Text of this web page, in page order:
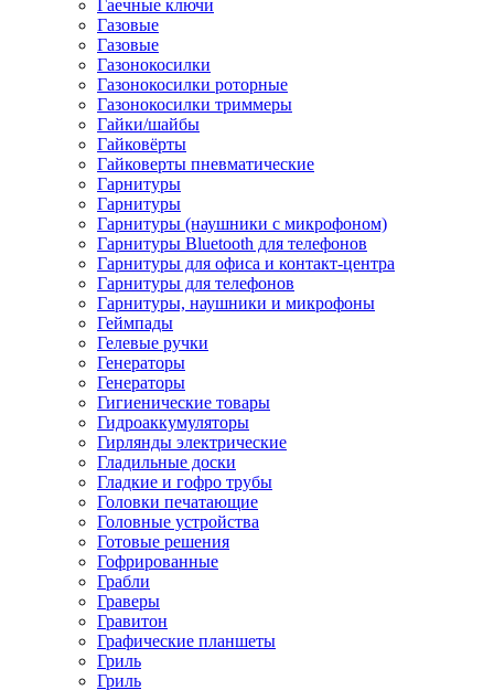
Гаечные ключи
Газовые
Газовые
Газонокосилки
Газонокосилки роторные
Газонокосилки триммеры
Гайки/шайбы
Гайковёрты
Гайковерты пневматические
Гарнитуры
Гарнитуры
Гарнитуры (наушники с микрофоном)
Гарнитуры Bluetooth для телефонов
Гарнитуры для офиса и контакт-центра
Гарнитуры для телефонов
Гарнитуры, наушники и микрофоны
Геймпады
Гелевые ручки
Генераторы
Генераторы
Гигиенические товары
Гидроаккумуляторы
Гирлянды электрические
Гладильные доски
Гладкие и гофро трубы
Головки печатающие
Головные устройства
Готовые решения
Гофрированные
Грабли
Граверы
Гравитон
Графические планшеты
Гриль
Гриль